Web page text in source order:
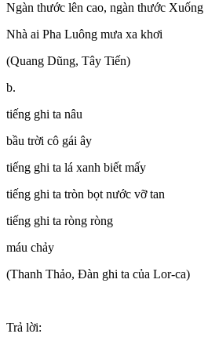
Ngàn thước lên cao, ngàn thước Xuống
Nhà ai Pha Luông mưa xa khơi
(Quang Dũng, Tây Tiến)
b.
tiếng ghi ta nâu
bầu trời cô gái ây
tiếng ghi ta lá xanh biết mấy
tiếng ghi ta tròn bọt nước vỡ tan
tiếng ghi ta ròng ròng
máu chảy
(Thanh Thảo, Đàn ghi ta của Lor-ca)
Trả lời: